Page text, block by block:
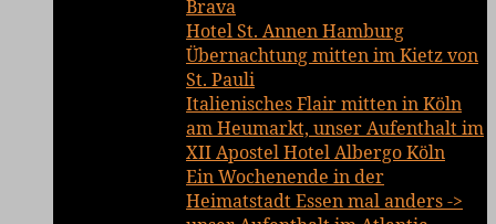
Brava
Hotel St. Annen Hamburg
Übernachtung mitten im Kietz von
St. Pauli
Italienisches Flair mitten in Köln
am Heumarkt, unser Aufenthalt im
XII Apostel Hotel Albergo Köln
Ein Wochenende in der
Heimatstadt Essen mal anders ->